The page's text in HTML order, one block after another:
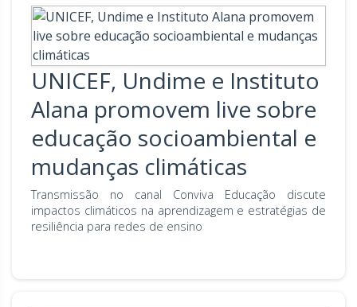
UNICEF, Undime e Instituto
Alana promovem live sobre
educação socioambiental e
mudanças climáticas
Transmissão no canal Conviva Educação discute
impactos climáticos na aprendizagem e estratégias de
resiliência para redes de ensino